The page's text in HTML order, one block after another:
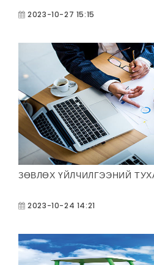
2023-10-27 15:15
ЗӨВЛӨХ ҮЙЛЧИЛГЭЭНИЙ
2023-10-24 14:21